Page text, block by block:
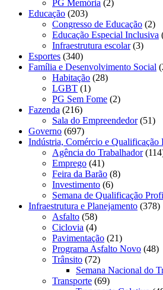
PG Memória (2)
Educação (203)
Congresso de Educação (2)
Educação Especial Inclusiva
Infraestrutura escolar(3)
Esportes (340)
Família e Desenvolvimento Social
Habitação (28)
LGBT (1)
PG Sem Fome (2)
Fazenda (216)
Sala do Empreendedor(51)
Governo (697)
Indústria, Comércio e Qualificação
Agência do Trabalhador
Emprego (41)
Feira da Barão (8)
Investimento (6)
Semana de Qualificação
Infraestrutura e Planejamento (378)
Asfalto (58)
Ciclovia (4)
Pavimentação (21)
Programa Asfalto Novo (48)
Trânsito (72)
Semana Nacional do
Transporte (69)